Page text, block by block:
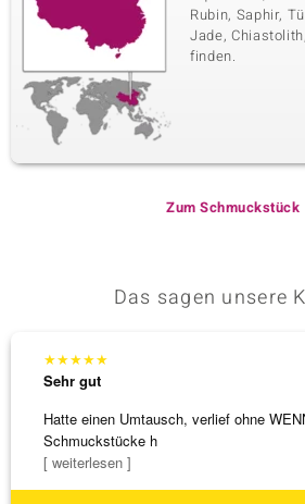
Rubin, Saphir,
Jade,
finden.
Zum Schmuckstück
Das sagen unsere
★★★★★
Sehr gut
Hatte einen Umtausch, verlief ohne
Schmuckstücke h
[ weiterlesen ]